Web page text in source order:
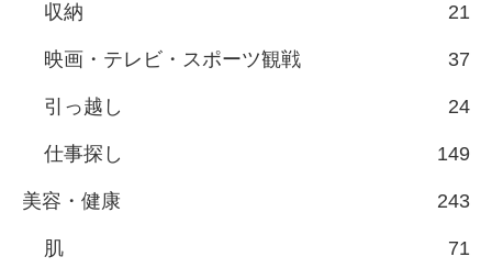
収納 21
映画・テレビ・スポーツ観戦 37
引っ越し 24
仕事探し 149
美容・健康 243
肌 71